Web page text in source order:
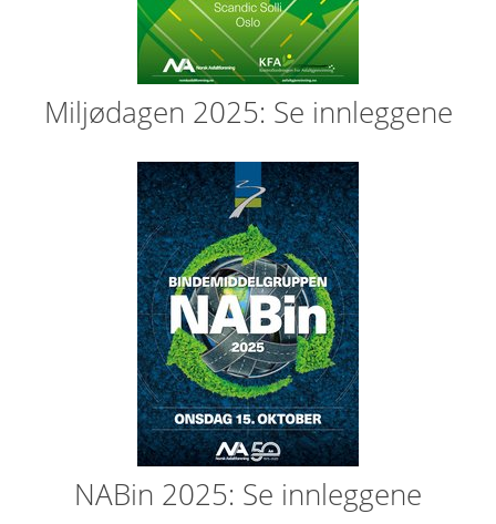
Miljødagen 2025: Se innleggene
NABin 2025: Se innleggene